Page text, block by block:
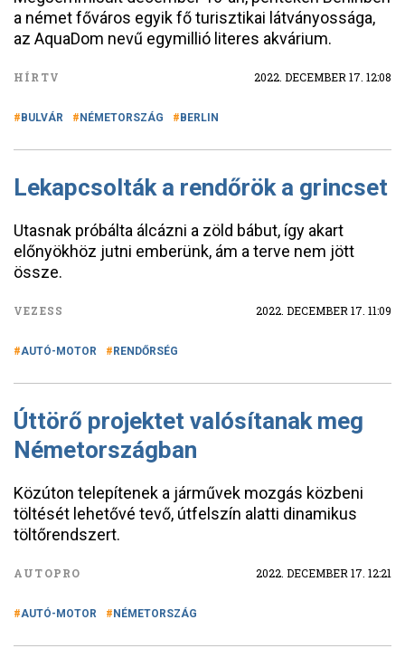
a német főváros egyik fő turisztikai látványossága,
az AquaDom nevű egymillió literes akvárium.
HÍRTV 2022. DECEMBER 17. 12:08
BULVÁR NÉMETORSZÁG BERLIN
Lekapcsolták a rendőrök a grincset
Utasnak próbálta álcázni a zöld bábut, így akart
előnyökhöz jutni emberünk, ám a terve nem jött
össze.
VEZESS 2022. DECEMBER 17. 11:09
AUTÓ-MOTOR RENDŐRSÉG
Úttörő projektet valósítanak meg
Németországban
Közúton telepítenek a járművek mozgás közbeni
töltését lehetővé tevő, útfelszín alatti dinamikus
töltőrendszert.
AUTOPRO 2022. DECEMBER 17. 12:21
AUTÓ-MOTOR NÉMETORSZÁG